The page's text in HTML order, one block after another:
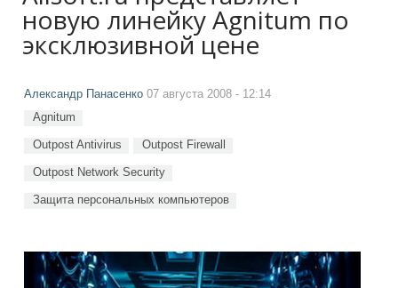
новую линейку Agnitum по
эксклюзивной цене
Александр Панасенко 07 августа 2008 - 12:14
Agnitum
Outpost Antivirus Outpost Firewall
Outpost Network Security
Защита персональных компьютеров